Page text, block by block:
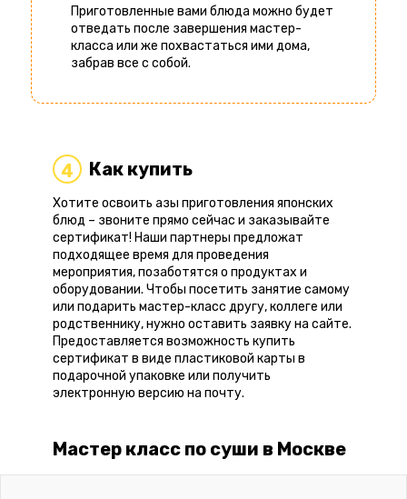
Приготовленные вами блюда можно будет
отведать после завершения мастер-
класса или же похвастаться ими дома,
забрав все с собой.
4 Как купить
Хотите освоить азы приготовления японских
блюд – звоните прямо сейчас и заказывайте
сертификат! Наши партнеры предложат
подходящее время для проведения
мероприятия, позаботятся о продуктах и
оборудовании. Чтобы посетить занятие самому
или подарить мастер-класс другу, коллеге или
родственнику, нужно оставить заявку на сайте.
Предоставляется возможность купить
сертификат в виде пластиковой карты в
подарочной упаковке или получить
электронную версию на почту.
Мастер класс по суши в Москве